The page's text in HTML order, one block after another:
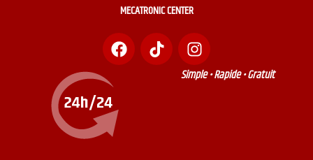
MECATRONIC CENTER
Simple • Rapide • Gratuit